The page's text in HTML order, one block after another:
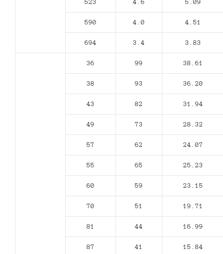
523 4.6 5.09
590 4.0 4.51
694 3.4 3.83
36 99 38.61
38 93 36.20
43 82 31.94
49 73 28.32
57 62 24.07
55 65 25.23
60 59 23.15
70 51 19.71
81 44 16.99
87 41 15.84